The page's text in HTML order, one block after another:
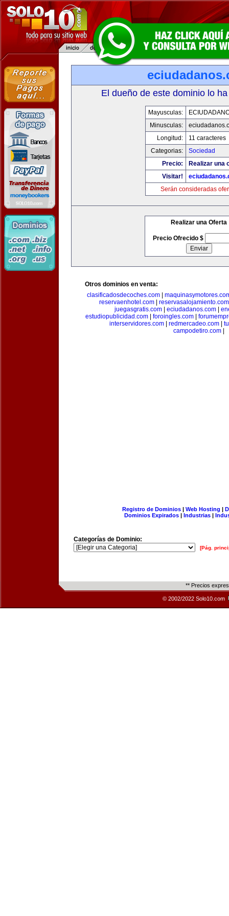
El dueño de este dominio lo
Mayusculas:
Minusculas:
Longitud:
11 caracteres
Categorias:
Sociedad
Precio:
Realizar una
Visitar!
Serán consideradas
Realizar una Oferta
Precio Ofrecido $
Otros dominios en venta:
clasificadosdecoches.com
reservaenhotel.com| reservasalojamiento.com
juegasgratis.com
eciudadanos.com
estudiopublicidad.com| foroingles.com|
interservidores.com
redmercadeo.com
campodetiro.com
Registro de Dominios| Web Hosting |
Dominios Expirados | Industrias |
Categorías de Dominio:
[Pág.
** Precios
© 2002/2022 Solo10.com